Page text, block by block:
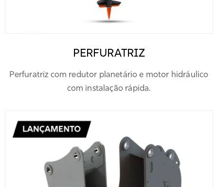
PERFURATRIZ
Perfuratriz com redutor planetário e motor hidráulico
com instalação rápida.